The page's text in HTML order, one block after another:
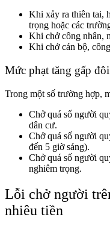
Khi xảy ra thiên tai,
trọng hoặc các
Khi chở công nhân,
Khi chở cán bộ,
Mức phạt tăng gấp
Trong một số trường hợp,
Chở quá số người
dân cư.
Chở quá số người
đến 5 giờ sáng).
Chở quá số người
nghiêm trọng.
Lỗi chở người
nhiêu tiền